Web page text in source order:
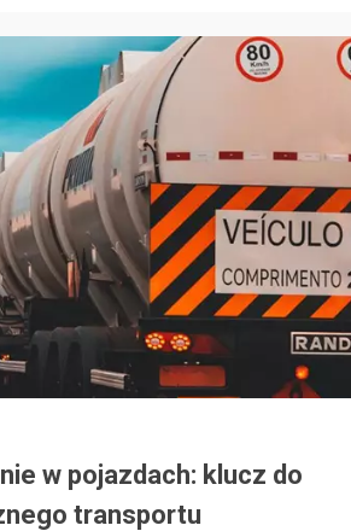
w pojazdach: klucz do
transportu